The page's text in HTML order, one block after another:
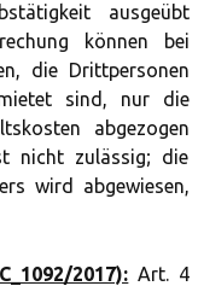
ausgeübt
können bei
die Drittpersonen
sind, nur die
abgezogen
nicht zulässig; die
wird abgewiesen,
2017): Art. 4